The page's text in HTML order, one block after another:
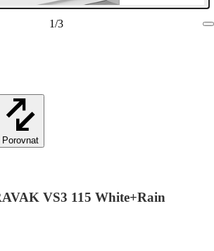
1/3
Porovnat
VS3 115 White+Rain